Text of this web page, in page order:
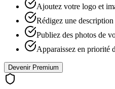
Ajoutez votre logo et
Rédigez une
Publiez des photos de
Apparaissez en priorité
Devenir Premium